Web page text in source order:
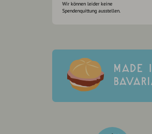
Wir können leider keine
Spendenquittung ausstellen.